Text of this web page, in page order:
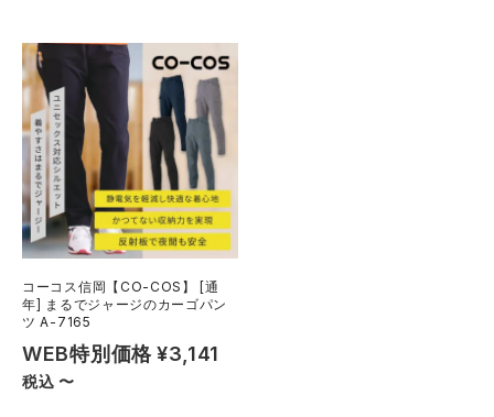
コーコス信岡【CO-COS】 [通
年] まるでジャージのカーゴパン
ツ A-7165
WEB特別価格¥3,141
税込 〜